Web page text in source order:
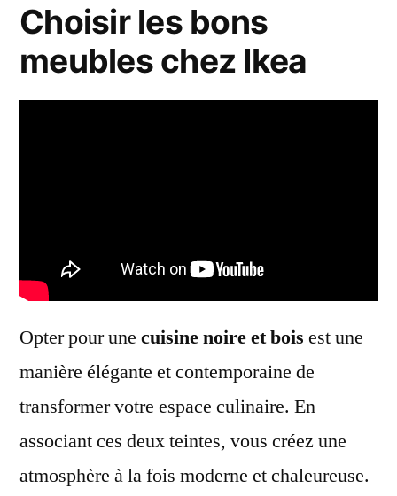
Choisir les bons
meubles chez Ikea
Opter pour une cuisine noire et bois est une
manière élégante et contemporaine de
transformer votre espace culinaire. En
associant ces deux teintes, vous créez une
atmosphère à la fois moderne et chaleureuse.